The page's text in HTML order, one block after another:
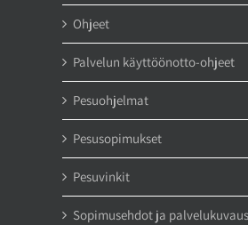
Ohjeet
Palvelun käyttöönotto-ohjeet
Pesuohjelmat
Pesusopimukset
Pesuvinkit
Sopimusehdot ja palvelukuvaus